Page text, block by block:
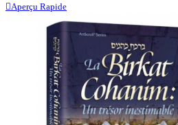
Aperçu Rapide